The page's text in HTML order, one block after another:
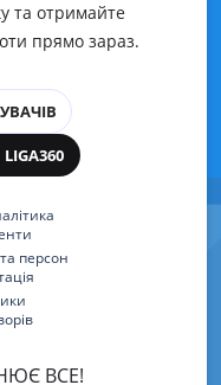
та отримайте
прямо зараз.
персон
ВСЕ!